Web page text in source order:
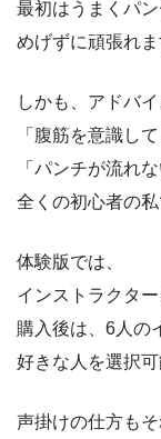
最初はうまくパン
めげずに頑張れま
しかも、アドバイ
「腹筋を意識し
「パンチが流れ
全くの初心者の
体験版では、
インストラクタ
購入後は、6人の
好きな人を選択可
声掛けの仕方もそ